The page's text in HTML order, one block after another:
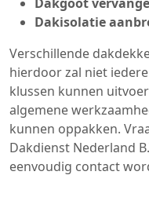
Dakisolatie
Verschillende
hierdoor zal niet
klussen kunnen
algemene
kunnen oppakken.
Dakdienst Nederland
eenvoudig contact